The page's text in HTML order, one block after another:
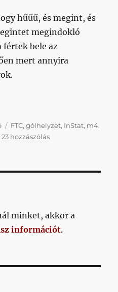
hűűű, és megint, és
megindokló
fértek bele az
mert annyira
összefoglalója, hogy
Címke
FTC,gólhelyzet, InStat, m4,
23 hozzászólásOlyan
abban
a
Fradi
meg
minket, akkor a
információt.